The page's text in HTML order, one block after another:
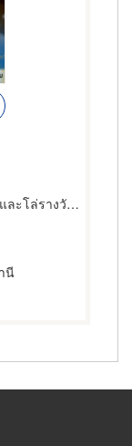
นอะครีลิคพลาสติก
นี